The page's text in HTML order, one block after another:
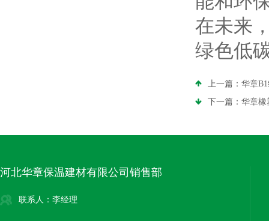
在未来
绿色低
上一篇： 华章
下一篇： 华章橡
河北华章保温建材有限公司销售部
联系人：李经理